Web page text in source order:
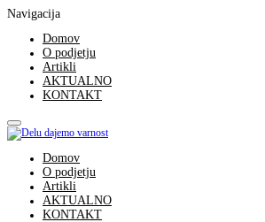
Navigacija
Domov
O podjetju
Artikli
AKTUALNO
KONTAKT
Domov
O podjetju
Artikli
AKTUALNO
KONTAKT